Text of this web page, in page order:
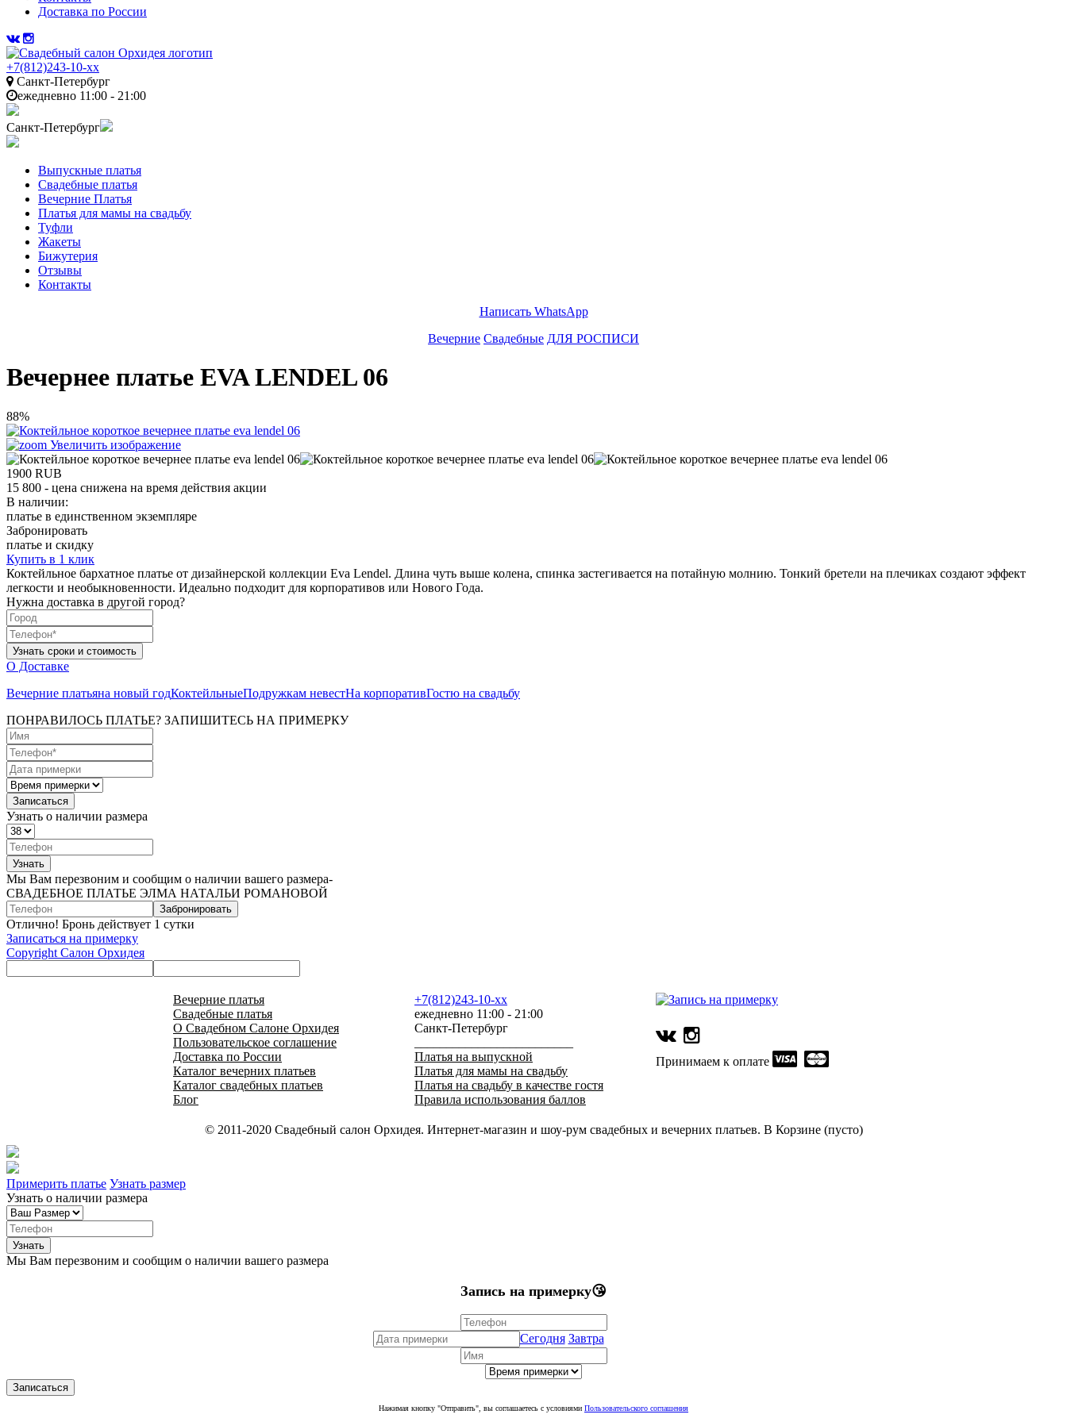
Доставка по России
+7(812)243-10-xx
Санкт-Петербург
ежедневно 11:00 - 21:00
Санкт-Петербург
Выпускные платья
Свадебные платья
Вечерние Платья
Платья для мамы на свадьбу
Туфли
Жакеты
Бижутерия
Отзывы
Контакты
Написать WhatsApp
Вечерние Свадебные ДЛЯ РОСПИСИ
Вечернее платье EVA LENDEL 06
88%
Увеличить изображение
1900 RUB
15 800 - цена снижена на время действия акции
В наличии:
платье в единственном экземпляре
Забронировать
платье и скидку
Купить в 1 клик
Коктейльное бархатное платье от дизайнерской коллекции Eva Lendel. Длина чуть выше колена, спинка застегивается на потайную молнию. Тонкий бретели на плечиках создают эффект
легкости и необыкновенности. Идеально подходит для корпоративов или Нового Года.
Нужна доставка в другой город?
О Доставке
Вечерние платьяна новый годКоктейльныеПодружкам невестНа корпоративГостю на свадьбу
ПОНРАВИЛОСЬ ПЛАТЬЕ? ЗАПИШИТЕСЬ НА ПРИМЕРКУ
Узнать о наличии размера
Мы Вам перезвоним и сообщим о наличии вашего размера-
СВАДЕБНОЕ ПЛАТЬЕ ЭЛМА НАТАЛЬИ РОМАНОВОЙ
Забронировать
Отлично! Бронь действует 1 сутки
Записаться на примерку
Copyright Салон Орхидея
Вечерние платья
Свадебные платья
О Свадебном Салоне Орхидея
Пользовательское соглашение
Доставка по России
Каталог вечерних платьев
Каталог свадебных платьев
Блог
+7(812)243-10-xx
ежедневно 11:00 - 21:00
Санкт-Петербург
Платья на выпускной
Платья для мамы на свадьбу
Платья на свадьбу в качестве гостя
Правила использования баллов
Принимаем к оплате
© 2011-2020 Свадебный салон Орхидея. Интернет-магазин и шоу-рум свадебных и вечерних платьев. В Корзине (пусто)
Примерить платье Узнать размер
Узнать о наличии размера
Мы Вам перезвоним и сообщим о наличии вашего размера
Запись на примерку😘
Сегодня Завтра
Нажимая кнопку "Отправить", вы соглашаетесь с условиями Пользовательского соглашения